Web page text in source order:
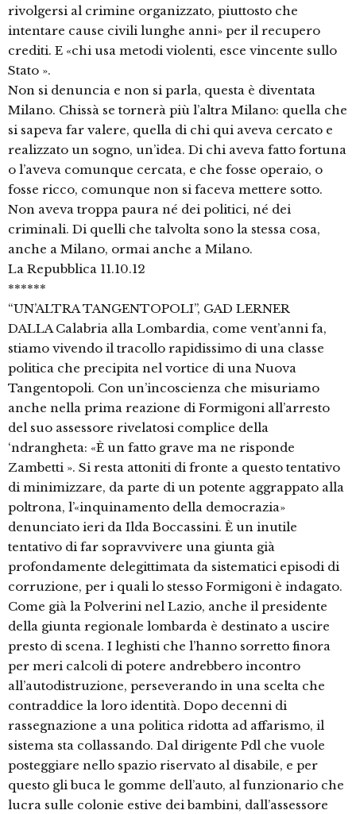
rivolgersi al crimine organizzato, piuttosto che
intentare cause civili lunghe anni» per il recupero
crediti. E «chi usa metodi violenti, esce vincente sullo
Stato ».
Non si denuncia e non si parla, questa è diventata
Milano. Chissà se tornerà più l’altra Milano: quella che
si sapeva far valere, quella di chi qui aveva cercato e
realizzato un sogno, un’idea. Di chi aveva fatto fortuna
o l’aveva comunque cercata, e che fosse operaio, o
fosse ricco, comunque non si faceva mettere sotto.
Non aveva troppa paura né dei politici, né dei
criminali. Di quelli che talvolta sono la stessa cosa,
anche a Milano, ormai anche a Milano.
La Repubblica 11.10.12
******
“UN’ALTRA TANGENTOPOLI”, GAD LERNER
DALLA Calabria alla Lombardia, come vent’anni fa,
stiamo vivendo il tracollo rapidissimo di una classe
politica che precipita nel vortice di una Nuova
Tangentopoli. Con un’incoscienza che misuriamo
anche nella prima reazione di Formigoni all’arresto
del suo assessore rivelatosi complice della
‘ndrangheta: «È un fatto grave ma ne risponde
Zambetti ». Si resta attoniti di fronte a questo tentativo
di minimizzare, da parte di un potente aggrappato alla
poltrona, l’«inquinamento della democrazia»
denunciato ieri da Ilda Boccassini. È un inutile
tentativo di far sopravvivere una giunta già
profondamente delegittimata da sistematici episodi di
corruzione, per i quali lo stesso Formigoni è indagato.
Come già la Polverini nel Lazio, anche il presidente
della giunta regionale lombarda è destinato a uscire
presto di scena. I leghisti che l’hanno sorretto finora
per meri calcoli di potere andrebbero incontro
all’autodistruzione, perseverando in una scelta che
contraddice la loro identità. Dopo decenni di
rassegnazione a una politica ridotta ad affarismo, il
sistema sta collassando. Dal dirigente Pdl che vuole
posteggiare nello spazio riservato al disabile, e per
questo gli buca le gomme dell’auto, al funzionario che
lucra sulle colonie estive dei bambini, dall’assessore